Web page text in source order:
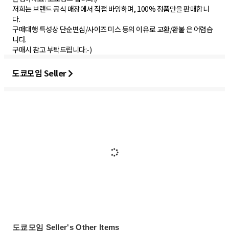
저희는 브랜드 공식 매장에서 직접 바잉하며, 100% 정품만을 판매합니
다.
구매대행 특성상 단순변심/사이즈 미스 등의 이유로 교환/환불 은 어렵습
니다.
구매시 참고 부탁드립니다:-)
도쿄모임 Seller
도쿄모임 Seller's Other Items